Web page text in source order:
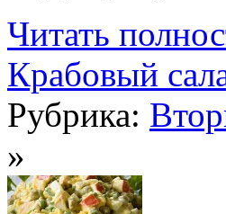
Читать
Крабовый
Рубрика:
»